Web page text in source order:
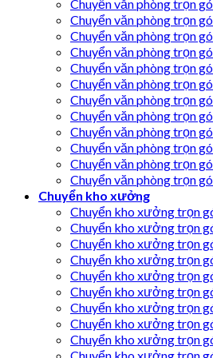
Chuyển văn phòng trọn
Chuyển văn phòng trọn
Chuyển văn phòng trọn
Chuyển văn phòng trọn
Chuyển văn phòng trọn
Chuyển văn phòng trọn
Chuyển văn phòng trọn
Chuyển văn phòng trọn
Chuyển văn phòng trọn
Chuyển văn phòng trọn
Chuyển văn phòng trọn
Chuyển văn phòng trọn
Chuyển kho xưởng
Chuyển kho xưởng trọn
Chuyển kho xưởng trọn
Chuyển kho xưởng trọn
Chuyển kho xưởng trọn
Chuyển kho xưởng trọn
Chuyển kho xưởng trọn
Chuyển kho xưởng trọn
Chuyển kho xưởng trọn
Chuyển kho xưởng trọn